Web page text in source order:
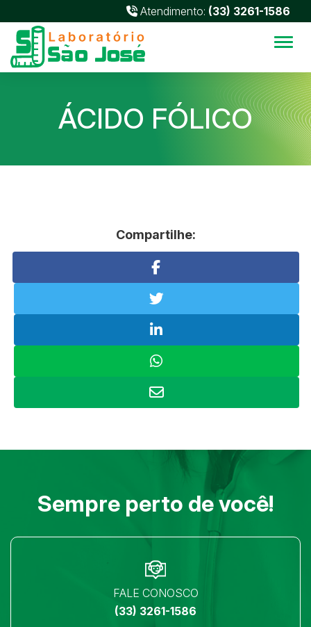
Atendimento: (33) 3261-1586
ÁCIDO FÓLICO
Compartilhe:
Sempre perto de você!
FALE CONOSCO
(33) 3261-1586